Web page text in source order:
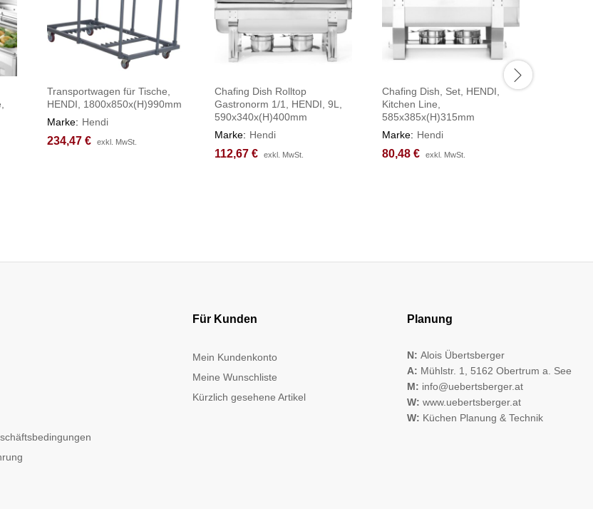
Transportwagen für Tische,
HENDI, 1800x850x(H)990mm
Marke: Hendi
234,47 € exkl. MwSt.
234,47 € exkl. MwSt.
Chafing Dish Rolltop
Gastronorm 1/1, HENDI, 9L,
590x340x(H)400mm
Marke: Hendi
112,67 € exkl. MwSt.
112,67 € exkl. MwSt.
Chafing Dish, Set, HENDI,
Kitchen Line,
585x385x(H)315mm
Marke: Hendi
80,48 € exkl. MwSt.
80,48 € exkl. MwSt.
Für Kunden
Mein Kundenkonto
Meine Wunschliste
Kürzlich gesehene Artikel
Planung
N: Alois Übertsberger
A: Mühlstr. 1, 5162 Obertrum a. See
M: info@uebertsberger.at
W: www.uebertsberger.at
W: Küchen Planung & Technik